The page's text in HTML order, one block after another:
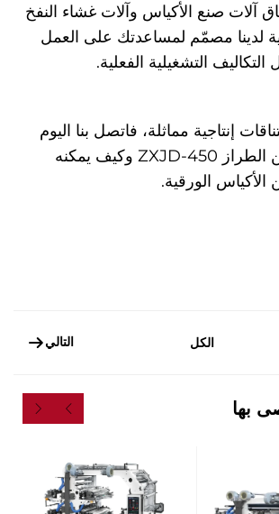
آلات صنع الأكياس وآلات غشاء النفخ
لدينا مصمّم لمساعدتك على العمل
التكاليف التشغيلية الفعلية.
إنتاجية مماثلة، فاتصل بنا اليوم
لمعرفة المزيد عن الطراز ZXJD-450 وكيف يمكنه
الورقية.
الكل التالي
بها